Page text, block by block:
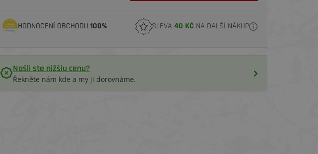
HODNOCENÍ OBCHODU 100% SLEVA 40 KČ NA DALŠÍ NÁKUP
Našli ste nižšiu cenu?
Řekněte nám kde a my ji dorovnáme.